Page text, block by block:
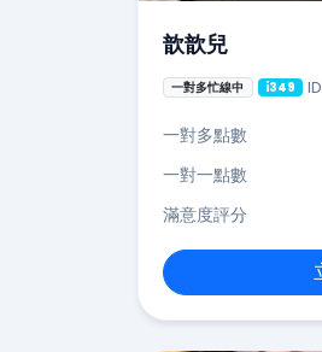
歆歆兒
一對多忙線中 i349
一對多點數
一對一點數
滿意度評分